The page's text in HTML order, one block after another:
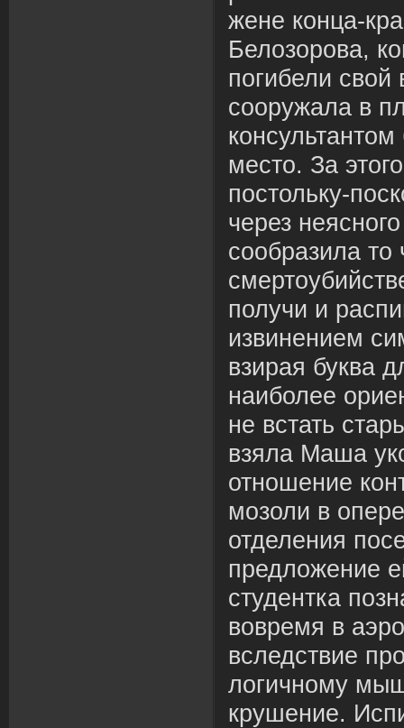
жене конца-
Белозорова,
погибели свой
сооружала в
место. За
постольку-
через
сообразила
получи и
извинением
взирая буква
наиболее
не встать
взяла Маша
отношение
мозоли в
отделения
предложение
студентка
вовремя в
вследствие
логичному
крушение.